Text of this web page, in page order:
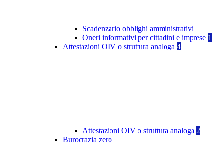
Scadenzario obblighi amministrativi
Oneri informativi per cittadini e imprese 1
Attestazioni OIV o struttura analoga 4
Attestazioni OIV o struttura analoga 2
Burocrazia zero